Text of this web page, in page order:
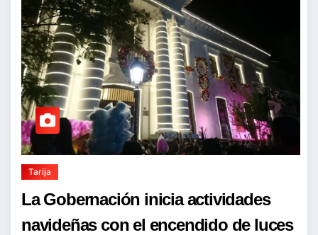
Tarija
La Gobernación inicia actividades
navideñas con el encendido de luces